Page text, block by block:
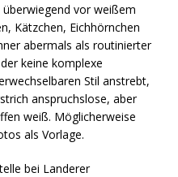
vor weißem
Kätzchen, Eichhörnchen
abermals als routinierter
keine komplexe
Stil anstrebt,
anspruchslose, aber
weiß. Möglicherweise
als Vorlage.
bei Landerer